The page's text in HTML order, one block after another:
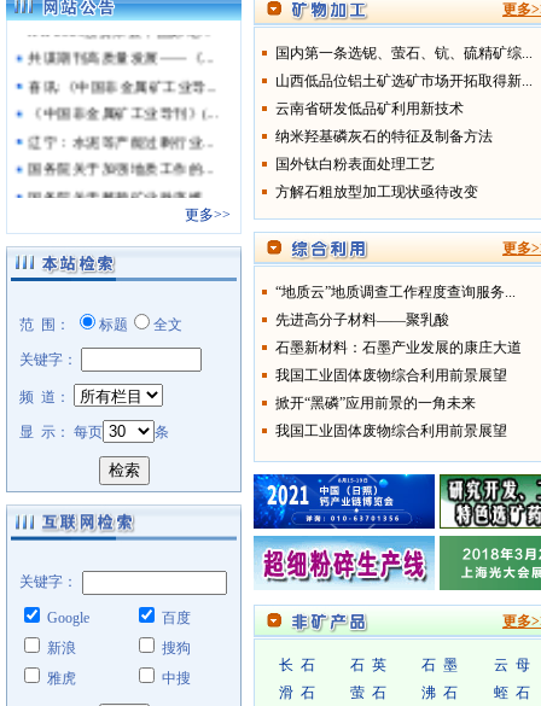
IPB 2025强势来袭，国际论...
共谋期刊高质量发展——《...
喜讯:《中国非金属矿工业导...
《中国非金属矿工业导刊》(...
辽宁：水泥等产能过剩行业...
国务院关于加强地质工作的...
国务院关于整顿矿业秩序维...
国家中长期科学和技术发展...
中国科学院“十五”高技术...
更多>>
范 围： 标题 全文
关键字：
频 道：
显 示： 每页 条
关键字：
Google
百度
新浪
搜狗
雅虎
中搜
2025山东国际矿业装备及煤...
更多
国内第一条选铌、萤石、钪、硫精矿综...
山西低品位铝土矿选矿市场开拓取得新...
云南省研发低品矿利用新技术
纳米羟基磷灰石的特征及制备方法
国外钛白粉表面处理工艺
方解石粗放型加工现状亟待改变
更多
“地质云”地质调查工作程度查询服务...
先进高分子材料——聚乳酸
石墨新材料：石墨产业发展的康庄大道
我国工业固体废物综合利用前景展望
掀开“黑磷”应用前景的一角未来
我国工业固体废物综合利用前景展望
更多
长 石 石 英 石 墨
云 母
滑 石
萤 石 沸 石
蛭 石